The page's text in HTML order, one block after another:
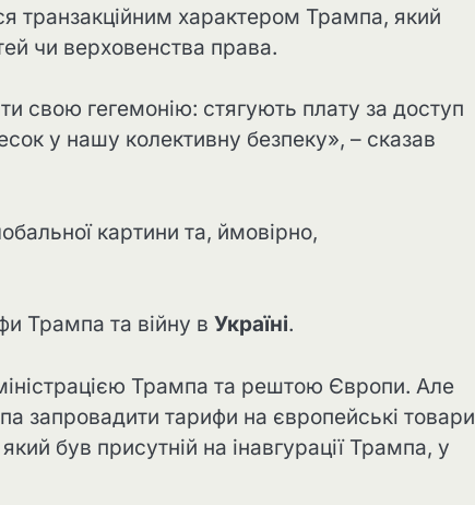
транзакційним характером Трампа, який
чи верховенства права.
свою гегемонію: стягують плату за доступ
у нашу колективну безпеку», – сказав
картини та, ймовірно,
Трампа та війну в Україні.
Трампа та рештою Європи. Але
запровадити тарифи на європейські товари
був присутній на інавгурації Трампа, у